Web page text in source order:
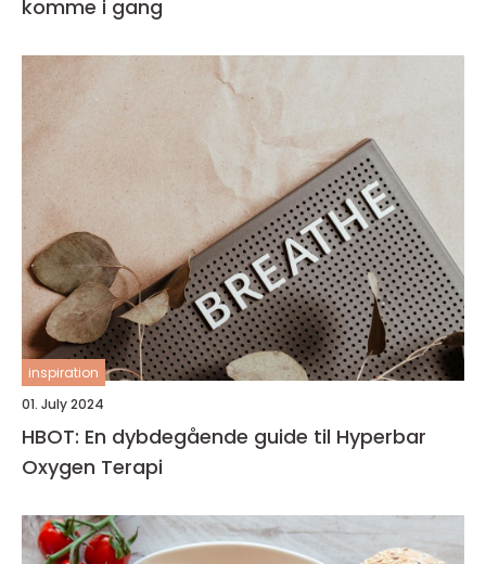
komme i gang
inspiration
01. July 2024
HBOT: En dybdegående guide til Hyperbar
Oxygen Terapi